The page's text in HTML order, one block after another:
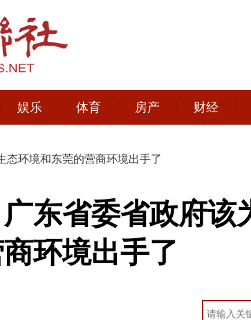
娱乐 体育 房产 财经
态环境和东莞的营商环境出手了
东省委省政府该
环境出手了